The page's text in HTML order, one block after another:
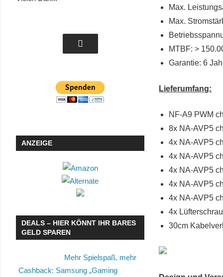
Max.
Max.
MTBF: >
Garantie: 6
Lieferumfang:
NF-A9 PWM
8x NA-AVP5
4x NA-AVP5
4x NA-AVP5
4x NA-AVP5
4x NA-AVP5
4x NA-AVP5
4x
30cm
ANZEIGE
DEALS – HIER KÖNNT IHR BARES
GELD SPAREN
Mehr Spielspaß, mehr
Cashback: Samsung „Gaming